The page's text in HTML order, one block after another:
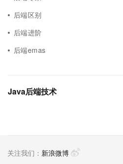
后端区别
后端进阶
后端emas
Java后端技术
关注我们： 新浪微博